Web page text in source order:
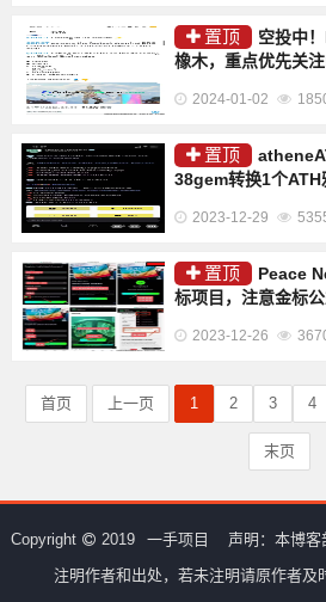
置顶
空投中
橡木，重点优先关
2024-01-02
置顶
38gem转换1个ATH
2023-12-29
置顶
Peace
标项目，注意金标公
2023-12-26
首页 上一页 1 2 3 4
末页
Copyright 2019 一手项目
声明：本博
注明作者和出处，若未注明请原作者及